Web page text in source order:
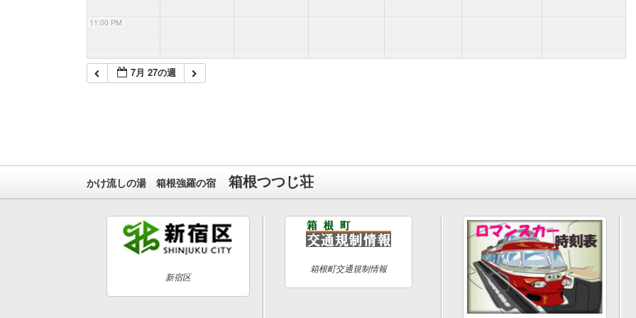
11:00 PM
7月 27の週
かけ流しの湯 箱根強羅の宿 箱根つつじ荘
新宿区
箱根町交通規制情報